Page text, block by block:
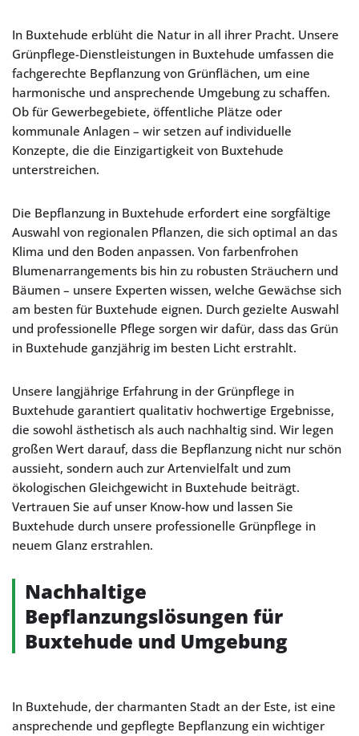
In Buxtehude erblüht die Natur in all ihrer Pracht. Unsere
Grünpflege-Dienstleistungen in Buxtehude umfassen die
fachgerechte Bepflanzung von Grünflächen, um eine
harmonische und ansprechende Umgebung zu schaffen.
Ob für Gewerbegebiete, öffentliche Plätze oder
kommunale Anlagen – wir setzen auf individuelle
Konzepte, die die Einzigartigkeit von Buxtehude
unterstreichen.
Die Bepflanzung in Buxtehude erfordert eine sorgfältige
Auswahl von regionalen Pflanzen, die sich optimal an das
Klima und den Boden anpassen. Von farbenfrohen
Blumenarrangements bis hin zu robusten Sträuchern und
Bäumen – unsere Experten wissen, welche Gewächse sich
am besten für Buxtehude eignen. Durch gezielte Auswahl
und professionelle Pflege sorgen wir dafür, dass das Grün
in Buxtehude ganzjährig im besten Licht erstrahlt.
Unsere langjährige Erfahrung in der Grünpflege in
Buxtehude garantiert qualitativ hochwertige Ergebnisse,
die sowohl ästhetisch als auch nachhaltig sind. Wir legen
großen Wert darauf, dass die Bepflanzung nicht nur schön
aussieht, sondern auch zur Artenvielfalt und zum
ökologischen Gleichgewicht in Buxtehude beiträgt.
Vertrauen Sie auf unser Know-how und lassen Sie
Buxtehude durch unsere professionelle Grünpflege in
neuem Glanz erstrahlen.
Nachhaltige
Bepflanzungslösungen für
Buxtehude und Umgebung
In Buxtehude, der charmanten Stadt an der Este, ist eine
ansprechende und gepflegte Bepflanzung ein wichtiger